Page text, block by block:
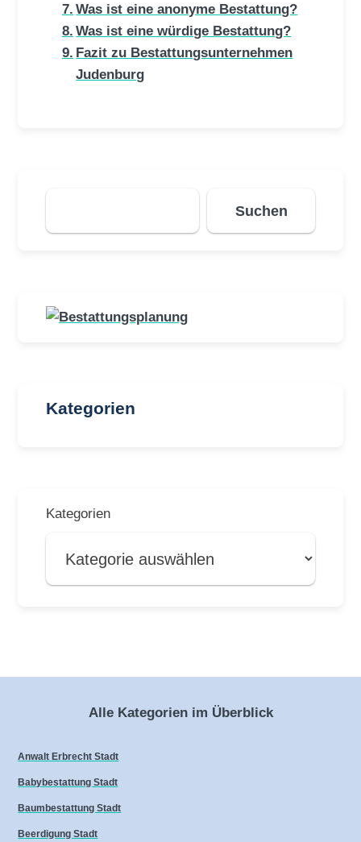
Was ist eine anonyme Bestattung?
Was ist eine würdige Bestattung?
Fazit zu Bestattungsunternehmen
Judenburg
Suchen
Suchen
Kategorien
Kategorien
Alle Kategorien im Überblick
Anwalt Erbrecht Stadt
Babybestattung Stadt
Baumbestattung Stadt
Beerdigung Stadt